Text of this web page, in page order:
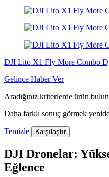
DJI Lito X1 Fly More Combo
Gelince Haber Ver
Aradığınız kriterlerde ürün
Daha farklı sonuç görmek
Temizle Karşılaştır
DJI Dronelar:
Eğlence